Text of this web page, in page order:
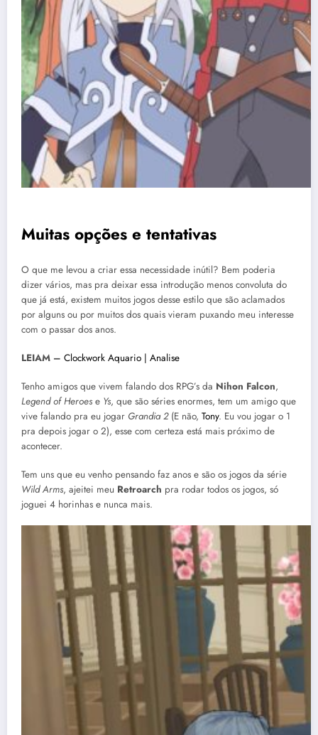
Muitas opções e tentativas
O que me levou a criar essa necessidade inútil? Bem poderia
dizer vários, mas pra deixar essa introdução menos convoluta do
que já está, existem muitos jogos desse estilo que são aclamados
por alguns ou por muitos dos quais vieram puxando meu interesse
com o passar dos anos.
LEIAM – Clockwork Aquario | Analise
Tenho amigos que vivem falando dos RPG’s da Nihon Falcon,
Legend of Heroes e Ys, que são séries enormes, tem um amigo que
vive falando pra eu jogar Grandia 2(E não, Tony. Eu vou jogar o 1
pra depois jogar o 2), esse com certeza está mais próximo de
acontecer.
Tem uns que eu venho pensando faz anos e são os jogos da série
Wild Arms, ajeitei meu Retroarch pra rodar todos os jogos, só
joguei 4 horinhas e nunca mais.